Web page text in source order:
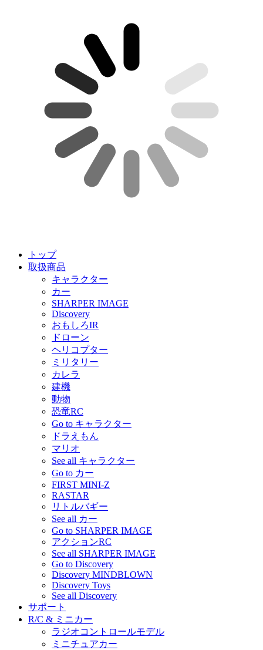
トップ
取扱商品
キャラクター
カー
SHARPER IMAGE
Discovery
おもしろIR
ドローン
ヘリコプター
ミリタリー
カレラ
建機
動物
恐竜RC
Go to キャラクター
ドラえもん
マリオ
See all キャラクター
Go to カー
FIRST MINI-Z
RASTAR
リトルバギー
See all カー
Go to SHARPER IMAGE
アクションRC
See all SHARPER IMAGE
Go to Discovery
Discovery MINDBLOWN
Discovery Toys
See all Discovery
サポート
R/C & ミニカー
ラジオコントロールモデル
ミニチュアカー